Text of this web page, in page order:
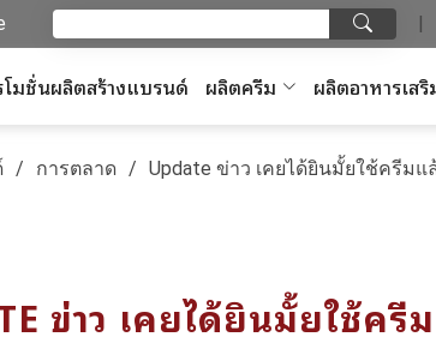
|
โมชั่นผลิตสร้างแบรนด์ ผลิตครีม ผลิตอาหารเสริ
การตลาด Update ข่าว เคยได้ยินมั้ยใช้ครีม
ข่าว เคยได้ยินมั้ยใช้ค